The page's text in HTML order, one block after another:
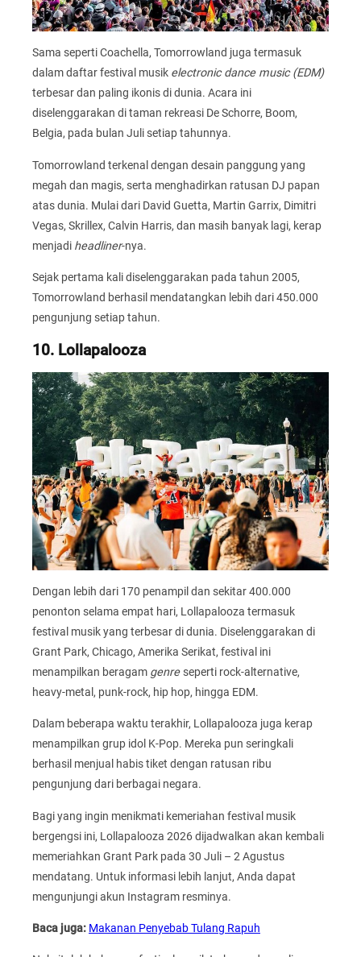
Sama seperti Coachella, Tomorrowland juga termasuk
dalam daftar festival musik electronic dance music (EDM)
terbesar dan paling ikonis di dunia. Acara ini
diselenggarakan di taman rekreasi De Schorre, Boom,
Belgia, pada bulan Juli setiap tahunnya.
Tomorrowland terkenal dengan desain panggung yang
megah dan magis, serta menghadirkan ratusan DJ papan
atas dunia. Mulai dari David Guetta, Martin Garrix, Dimitri
Vegas, Skrillex, Calvin Harris, dan masih banyak lagi, kerap
menjadi headliner-nya.
Sejak pertama kali diselenggarakan pada tahun 2005,
Tomorrowland berhasil mendatangkan lebih dari 450.000
pengunjung setiap tahun.
10. Lollapalooza
Dengan lebih dari 170 penampil dan sekitar 400.000
penonton selama empat hari, Lollapalooza termasuk
festival musik yang terbesar di dunia. Diselenggarakan di
Grant Park, Chicago, Amerika Serikat, festival ini
menampilkan beragam genre seperti rock-alternative,
heavy-metal, punk-rock, hip hop, hingga EDM.
Dalam beberapa waktu terakhir, Lollapalooza juga kerap
menampilkan grup idol K-Pop. Mereka pun seringkali
berhasil menjual habis tiket dengan ratusan ribu
pengunjung dari berbagai negara.
Bagi yang ingin menikmati kemeriahan festival musik
bergengsi ini, Lollapalooza 2026 dijadwalkan akan kembali
memeriahkan Grant Park pada 30 Juli – 2 Agustus
mendatang. Untuk informasi lebih lanjut, Anda dapat
mengunjungi akun Instagram resminya.
Baca juga: Makanan Penyebab Tulang Rapuh